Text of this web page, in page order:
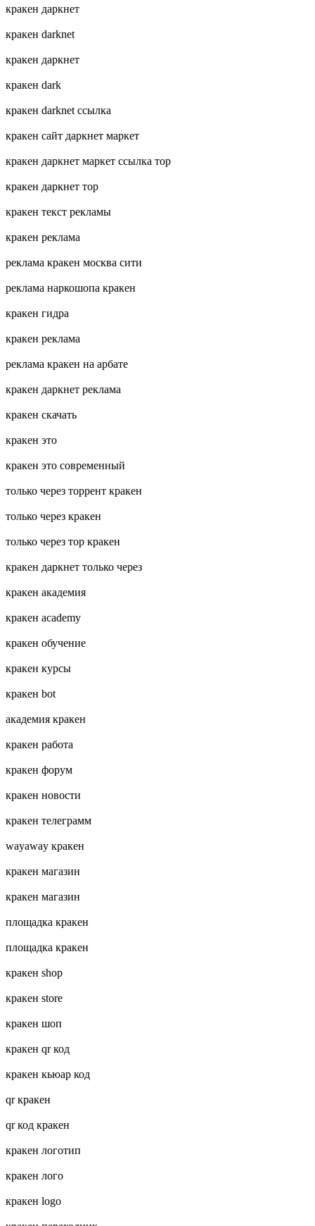
кракен даркнет
кракен darknet
кракен даркнет
кракен dark
кракен darknet ссылка
кракен сайт даркнет маркет
кракен даркнет маркет ссылка тор
кракен даркнет тор
кракен текст рекламы
кракен реклама
реклама кракен москва сити
реклама наркошопа кракен
кракен гидра
кракен реклама
реклама кракен на арбате
кракен даркнет реклама
кракен скачать
кракен это
кракен это современный
только через торрент кракен
только через кракен
только через тор кракен
кракен даркнет только через
кракен академия
кракен academy
кракен обучение
кракен курсы
кракен bot
академия кракен
кракен работа
кракен форум
кракен новости
кракен телеграмм
wayaway кракен
кракен магазин
кракен магазин
площадка кракен
площадка кракен
кракен shop
кракен store
кракен шоп
кракен qr код
кракен кьюар код
qr кракен
qr код кракен
кракен логотип
кракен лого
кракен logo